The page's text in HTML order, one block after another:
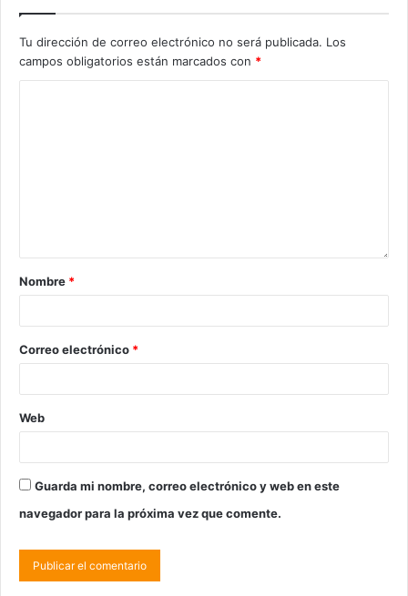
Tu dirección de correo electrónico no será publicada. Los
campos obligatorios están marcados con *
Nombre *
Correo electrónico *
Web
Guarda mi nombre, correo electrónico y web en este
navegador para la próxima vez que comente.